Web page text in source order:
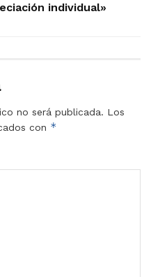
individual»
no será publicada. Los
con *